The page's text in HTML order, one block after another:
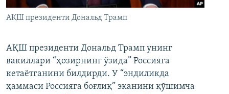
АҚШ президенти Дональд Трамп
АҚШ президенти Дональд Трамп унинг
вакиллари “ҳозирнинг ўзида” Россияга
кетаётганини билдирди. У “эндиликда
ҳаммаси Россияга боғлиқ” эканини қўшимча